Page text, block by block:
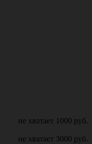
не хватает 1000 руб.
не хватает 3000 руб.